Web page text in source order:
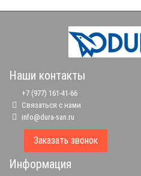
Наши контакты
+7 (977) 161-41-66
Связаться с нами
info@dura-san.ru
Заказать звонок
Информация